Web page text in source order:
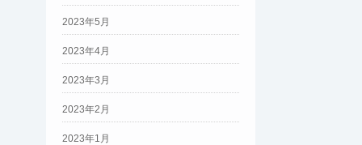
2023年5月
2023年4月
2023年3月
2023年2月
2023年1月